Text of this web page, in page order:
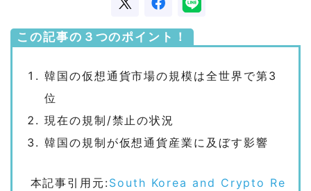
この記事の３つのポイント！
韓国の仮想通貨市場の規模は全世界で第3
位
現在の規制/禁止の状況
韓国の規制が仮想通貨産業に及ぼす影響
本記事引用元:South Korea and Crypto Re